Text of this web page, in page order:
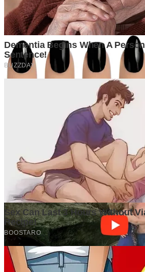
Market yang Besar Belum Tentu
Menguntungkan. Mengapa Investor